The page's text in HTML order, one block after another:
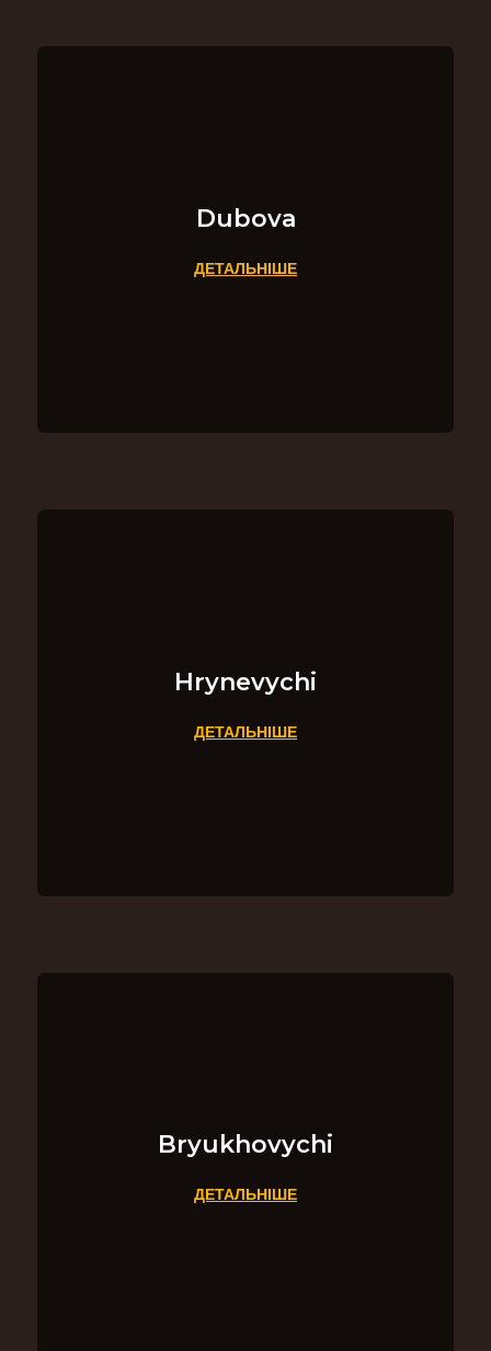
Dubova
ДЕТАЛЬНІШЕ
Hrynevychi
ДЕТАЛЬНІШЕ
Bryukhovychi
ДЕТАЛЬНІШЕ